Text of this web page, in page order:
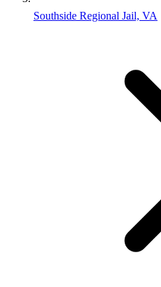
Southside Regional Jail, VA